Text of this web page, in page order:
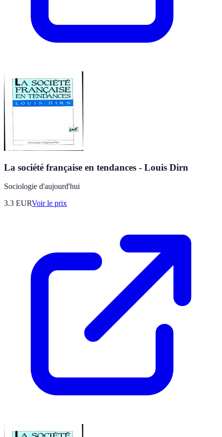
La société française en tendances - Louis Dirn
Sociologie d'aujourd'hui
3.3 EURVoir le prix